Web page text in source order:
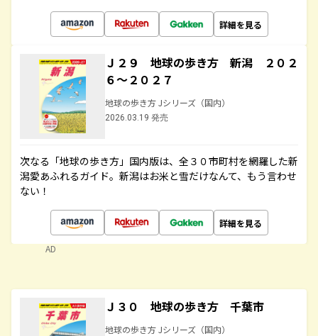
詳細を見る
Ｊ２９ 地球の歩き方 新潟 ２０２
６～２０２７
地球の歩き方 Jシリーズ（国内）
2026.03.19 発売
次なる「地球の歩き方」国内版は、全３０市町村を網羅した新
潟愛あふれるガイド。新潟はお米と雪だけなんて、もう言わせ
ない！
詳細を見る
AD
Ｊ３０ 地球の歩き方 千葉市
地球の歩き方 Jシリーズ（国内）